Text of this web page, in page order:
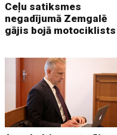
Ceļu satiksmes
negadījumā Zemgalē
gājis bojā motociklists